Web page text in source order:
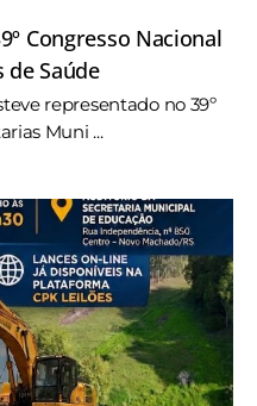
Congresso Nacional
de Saúde
representado no 39º
Muni ...